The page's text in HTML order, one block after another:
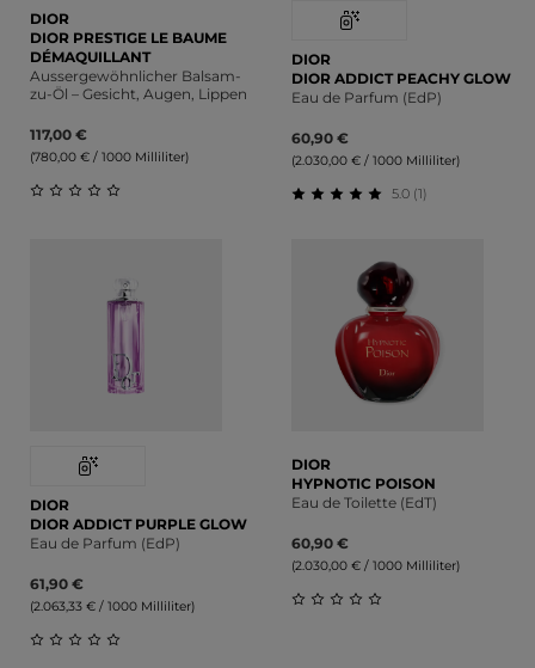
DIOR
DIOR PRESTIGE LE BAUME
DÉMAQUILLANT
Aussergewöhnlicher Balsam-
zu-Öl – Gesicht, Augen, Lippen
117,00 €
(780,00 € / 1000 Milliliter)
DIOR
DIOR ADDICT PEACHY GLOW
Eau de Parfum (EdP)
60,90 €
(2.030,00 € / 1000 Milliliter)
5.0 (1)
DIOR
DIOR ADDICT PURPLE GLOW
Eau de Parfum (EdP)
61,90 €
(2.063,33 € / 1000 Milliliter)
DIOR
HYPNOTIC POISON
Eau de Toilette (EdT)
60,90 €
(2.030,00 € / 1000 Milliliter)